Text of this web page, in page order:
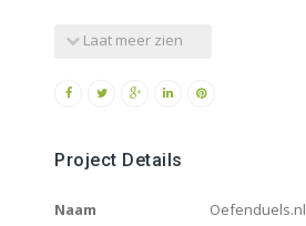
Laat meer zien
Project Details
Naam Oefenduels.nl